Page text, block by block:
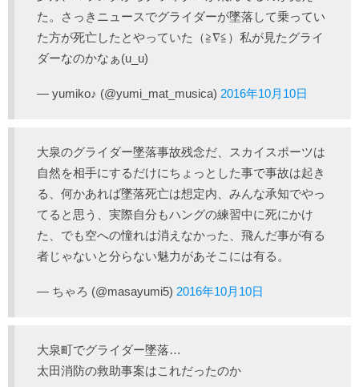
た。さっきニュースでグライダーが墜落して乗ってい
た方が死亡したとやっていた（≧∇≦）私が見たグライ
ダーなのかなぁ(u_u)
— yumiko♪ (@yumi_mat_musica) 2016年10月10日
大泉のグライダー墜落事故残念だ、スカイスポーツは
自然を相手にするだけにちょっとした事で事故は起き
る、何かあれば墜落死亡は想定内、みんな承知でやっ
てると思う、実際自分もハングの練習中に死にかけ
た、でも空への憧れは消えなかった、飛んだ事が有る
者じゃないと分らない魅力があそこには有る。
— ちゃろ (@masayumi5) 2016年10月10日
大泉町でグライダー墜落…
太田消防の救助事案はこれだったのか